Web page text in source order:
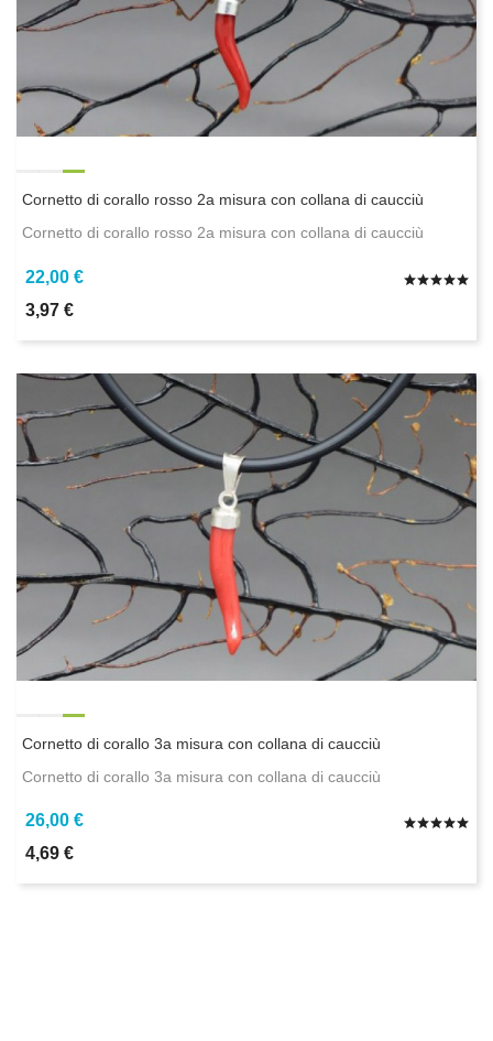
Cornetto di corallo rosso 2a misura con collana di caucciù
Cornetto di corallo rosso 2a misura con collana di caucciù
22,00 €
3,97 €
Cornetto di corallo 3a misura con collana di caucciù
Cornetto di corallo 3a misura con collana di caucciù
26,00 €
4,69 €